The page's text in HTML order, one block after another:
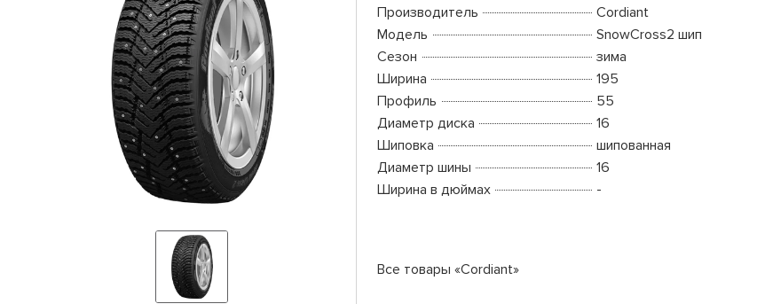
Производитель
Cordiant
Модель
SnowCross2 шип
Сезон
зима
Ширина
195
Профиль
55
Диаметр диска
16
Шиповка
шипованная
Диаметр шины
16
Ширина в дюймах
-
Все товары «Cordiant»